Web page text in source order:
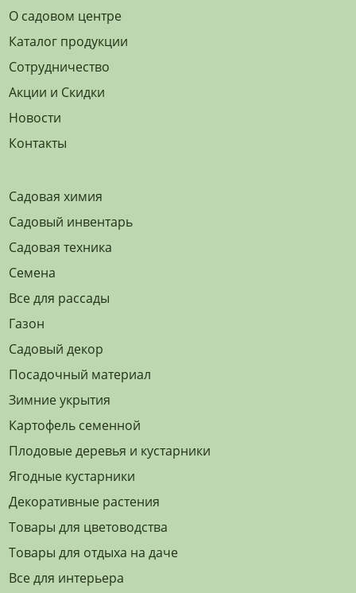
О садовом центре
Каталог продукции
Сотрудничество
Акции и Скидки
Новости
Контакты
Садовая химия
Садовый инвентарь
Садовая техника
Семена
Все для рассады
Газон
Садовый декор
Посадочный материал
Зимние укрытия
Картофель семенной
Плодовые деревья и кустарники
Ягодные кустарники
Декоративные растения
Товары для цветоводства
Товары для отдыха на даче
Все для интерьера